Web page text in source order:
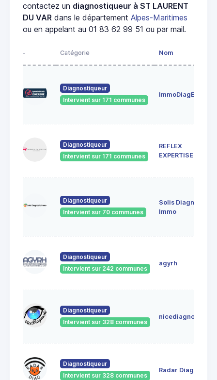
contactez un diagnostiqueur à ST LAURENT
DU VAR dans le département Alpes-Maritimes
ou en appelant au 01 83 62 99 51 ou par mail.
- Catégorie Nom
Diagnostiqueur
Intervient sur 171 communes
ImmoDiagEnergie
Diagnostiqueur
Intervient sur 171 communes
REFLEX
EXPERTISE
Diagnostiqueur
Intervient sur 70 communes
Solis Diagnostic
Immo
Diagnostiqueur
Intervient sur 242 communes
agyrh
Diagnostiqueur
Intervient sur 328 communes
nicediagnostic
Diagnostiqueur
Intervient sur 328 communes
Radar Diag